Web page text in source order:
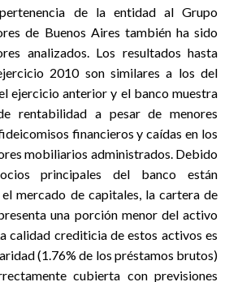
de la entidad al Grupo
de Buenos Aires también ha sido
analizados. Los resultados hasta
2010 son similares a los del
ejercicio anterior y el banco muestra
rentabilidad a pesar de menores
financieros y caídas en los
mobiliarios administrados. Debido
principales del banco están
mercado de capitales, la cartera de
una porción menor del activo
calidad crediticia de estos activos es
(1.76% de los préstamos brutos)
cubierta con previsiones